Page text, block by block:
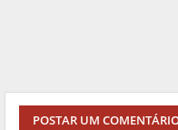
POSTAR UM